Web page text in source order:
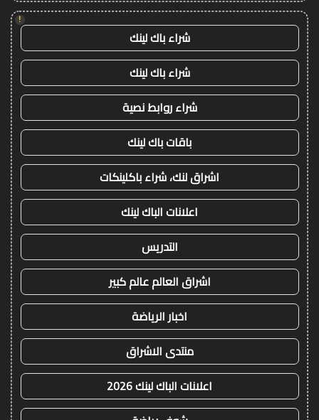
!
شراء باك لينك
شراء باك لينك
شراء روابط نصية
باقات باك لينك
اشراق لنك، شراء باكلينكات
اعلانات الباك لينك
التدريس
اشراق العالم عالم كبير
اخبار الرياضة
منتدى الاشراق
اعلانات الباك لينك 2026